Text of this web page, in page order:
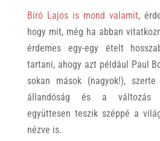
Bíró Lajos is mond valamit,
hogy mit, még ha abban
érdemes egy-egy ételt
tartani, ahogy azt például Paul
sokan mások (nagyok!),
állandóság és a változás
együttesen teszik széppé a
nézve is.